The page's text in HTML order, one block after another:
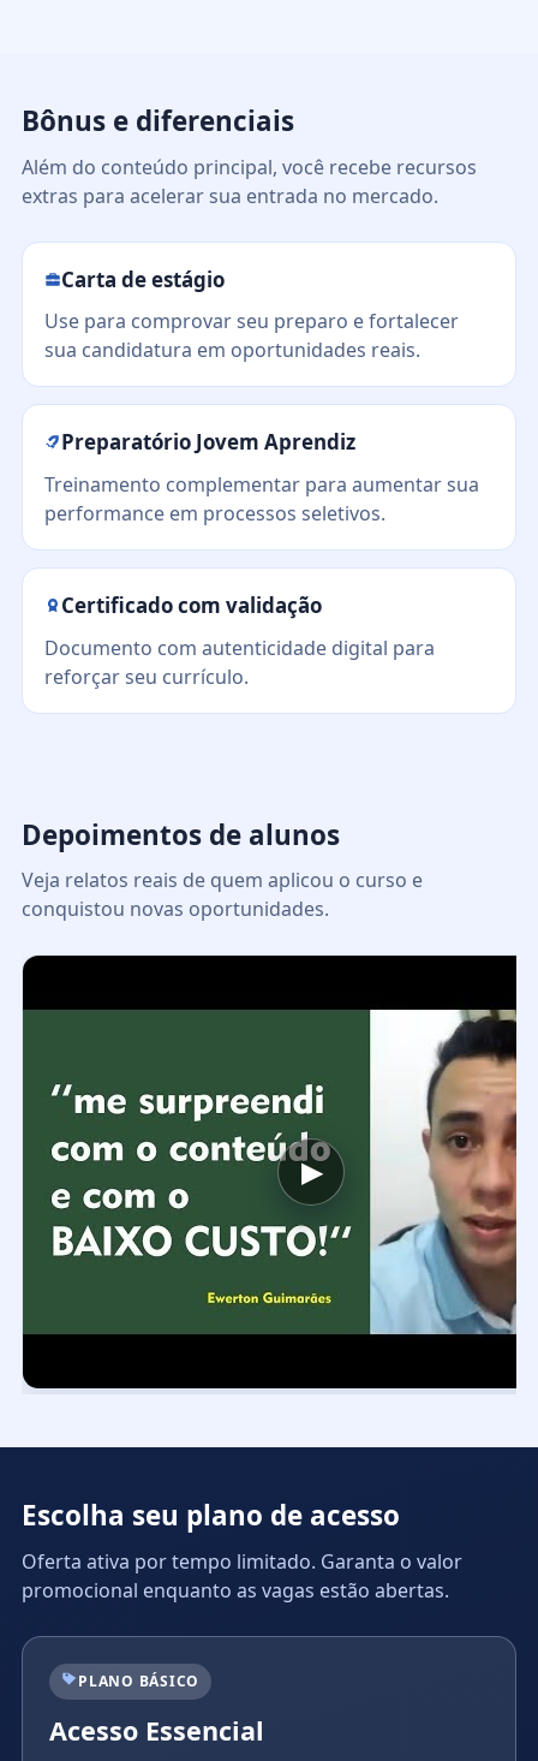
Bônus e diferenciais
Além do conteúdo principal, você recebe recursos
extras para acelerar sua entrada no mercado.
Carta de estágio
Use para comprovar seu preparo e fortalecer
sua candidatura em oportunidades reais.
Preparatório Jovem Aprendiz
Treinamento complementar para aumentar sua
performance em processos seletivos.
Certificado com validação
Documento com autenticidade digital para
reforçar seu currículo.
Depoimentos de alunos
Veja relatos reais de quem aplicou o curso e
conquistou novas oportunidades.
▶
Escolha seu plano de acesso
Oferta ativa por tempo limitado. Garanta o valor
promocional enquanto as vagas estão abertas.
PLANO BÁSICO
Acesso Essencial